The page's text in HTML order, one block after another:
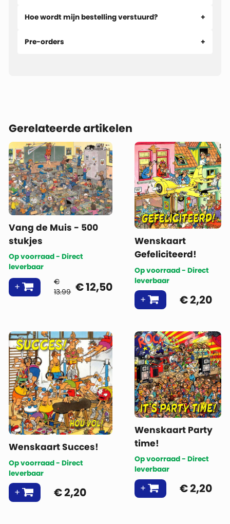
Hoe wordt mijn bestelling verstuurd?
Pre-orders
Gerelateerde artikelen
Vang de Muis - 500
stukjes
Op voorraad - Direct
leverbaar
€
13.99 €12,50
Wenskaart
Gefeliciteerd!
Op voorraad - Direct
leverbaar
€2,20
Wenskaart Succes!
Op voorraad - Direct
leverbaar
€2,20
Wenskaart Party
time!
Op voorraad - Direct
leverbaar
€2,20